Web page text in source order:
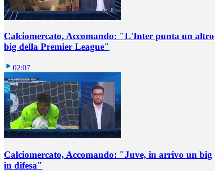
Calciomercato, Accomando: "L'Inter punta un altro
big della Premier League"
02:07
Calciomercato, Accomando: "Juve, in arrivo un big
in difesa"